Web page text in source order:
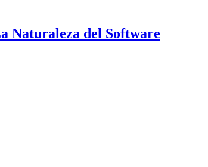
Naturaleza del Software